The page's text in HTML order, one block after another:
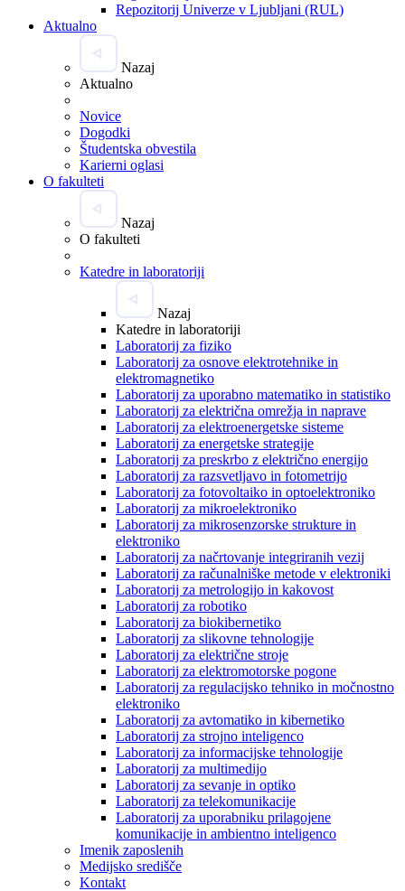
Repozitorij Univerze v Ljubljani (RUL)
Aktualno
Nazaj
Aktualno
Novice
Dogodki
Študentska obvestila
Karierni oglasi
O fakulteti
Nazaj
O fakulteti
Katedre in laboratoriji
Nazaj
Katedre in laboratoriji
Laboratorij za fiziko
Laboratorij za osnove elektrotehnike in
elektromagnetiko
Laboratorij za uporabno matematiko in statistiko
Laboratorij za električna omrežja in naprave
Laboratorij za elektroenergetske sisteme
Laboratorij za energetske strategije
Laboratorij za preskrbo z električno energijo
Laboratorij za razsvetljavo in fotometrijo
Laboratorij za fotovoltaiko in optoelektroniko
Laboratorij za mikroelektroniko
Laboratorij za mikrosenzorske strukture in
elektroniko
Laboratorij za načrtovanje integriranih vezij
Laboratorij za računalniške metode v elektroniki
Laboratorij za metrologijo in kakovost
Laboratorij za robotiko
Laboratorij za biokibernetiko
Laboratorij za slikovne tehnologije
Laboratorij za električne stroje
Laboratorij za elektromotorske pogone
Laboratorij za regulacijsko tehniko in močnostno
elektroniko
Laboratorij za avtomatiko in kibernetiko
Laboratorij za strojno inteligenco
Laboratorij za informacijske tehnologije
Laboratorij za multimedijo
Laboratorij za sevanje in optiko
Laboratorij za telekomunikacije
Laboratorij za uporabniku prilagojene
komunikacije in ambientno inteligenco
Imenik zaposlenih
Medijsko središče
Kontakt